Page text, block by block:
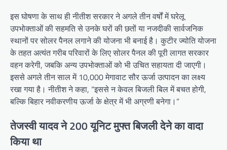
इस घोषणा के साथ ही नीतीश सरकार ने अगले तीन वर्षों में घरेलू
उपभोक्ताओं की सहमति से उनके घरों की छतों या नजदीकी सार्वजनिक
स्थानों पर सोलर पैनल लगाने की योजना भी बनाई है। कुटीर ज्योति योजना
के तहत अत्यंत गरीब परिवारों के लिए सोलर पैनल की पूरी लागत सरकार
वहन करेगी, जबकि अन्य उपभोक्ताओं को भी उचित सहायता दी जाएगी।
इससे अगले तीन साल में 10,000 मेगावाट सौर ऊर्जा उत्पादन का लक्ष्य
रखा गया है। नीतीश ने कहा, “इससे न केवल बिजली बिल में बचत होगी,
बल्कि बिहार नवीकरणीय ऊर्जा के क्षेत्र में भी अग्रणी बनेगा।”
तेजस्वी यादव ने 200 यूनिट मुफ्त बिजली देने का वादा
किया था